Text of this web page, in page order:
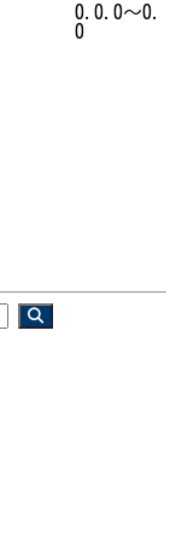
0.0.0～0.
0